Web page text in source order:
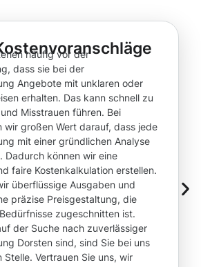
häufig vor der
dass sie bei der
Angebote mit unklaren oder
erhalten. Das kann schnell zu
Misstrauen führen. Bei
wir großen Wert darauf, dass jede
mit einer gründlichen Analyse
Dadurch können wir eine
faire Kostenkalkulation erstellen.
überflüssige Ausgaben und
präzise Preisgestaltung, die
zugeschnitten ist.
der Suche nach zuverlässiger
Dorsten sind, sind Sie bei uns
Vertrauen Sie uns, wir